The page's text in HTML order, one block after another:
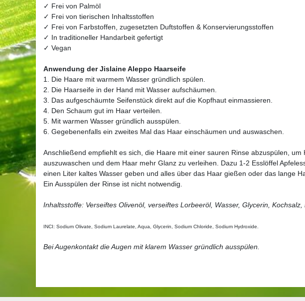
✓ Frei von Palmöl
✓ Frei von tierischen Inhaltsstoffen
✓ Frei von Farbstoffen, zugesetzten Duftstoffen & Konservierungsstoffen
✓ In traditioneller Handarbeit gefertigt
✓ Vegan
Anwendung der Jislaine Aleppo Haarseife
1. Die Haare mit warmem Wasser gründlich spülen.
2. Die Haarseife in der Hand mit Wasser aufschäumen.
3. Das aufgeschäumte Seifenstück direkt auf die Kopfhaut einmassieren.
4. Den Schaum gut im Haar verteilen.
5. Mit warmen Wasser gründlich ausspülen.
6. Gegebenenfalls ein zweites Mal das Haar einschäumen und auswaschen.
Anschließend empfiehlt es sich, die Haare mit einer sauren Rinse abzuspülen, um
auszuwaschen und dem Haar mehr Glanz zu verleihen. Dazu 1-2 Esslöffel
einen Liter kaltes Wasser geben und alles über das Haar gießen oder das lange
Ein Ausspülen der Rinse ist nicht notwendig.
Inhaltsstoffe: Verseiftes Olivenöl, verseiftes Lorbeeröl, Wasser, Glycerin, Kochsalz,
INCI: Sodium Olivate, Sodium Laurelate, Aqua, Glycerin, Sodium Chloride, Sodium Hydroxide.
Bei Augenkontakt die Augen mit klarem Wasser gründlich ausspülen.